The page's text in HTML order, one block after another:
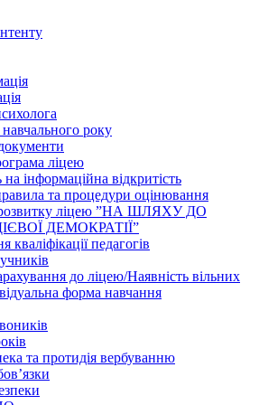
року
ліцею
на інформаційна відкритість
та процедури оцінювання
розвитку ліцею ”НА ШЛЯХУ ДО
ДЕМОКРАТІЇ”
кваліфікації педагогів
до ліцею/Наявність вільних
форма навчання
та протидія вербуванню